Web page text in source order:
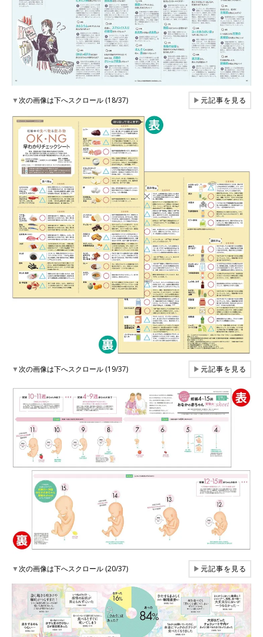
▼次の画像は下へスクロール (18/37) ▶元記事を見る
▼次の画像は下へスクロール (19/37) ▶元記事を見る
▼次の画像は下へスクロール (20/37) ▶元記事を見る